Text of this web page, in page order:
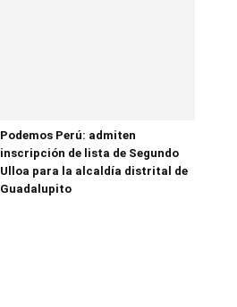
Podemos Perú: admiten
inscripción de lista de Segundo
Ulloa para la alcaldía distrital de
Guadalupito